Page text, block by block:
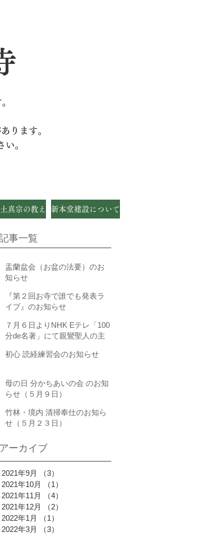
ります。
。
真宗の教え 新本堂建設について
事一覧
盂蘭盆会（お盆の法要）のお
知らせ
『第２回お寺で誰でも発表ラ
イブ』のお知らせ
７月６日よりNHK Eテレ「100
分de名著」にて親鸞聖人の主
ぎょうしんしょう）』が全4回
初心 読経練習会のお知らせ
母の日 分かちあいの会 のお知
らせ（５月９日）
竹林・境内 清掃奉仕のお知ら
せ（５月２３日）
アーカイブ
2021年9月 （3）
2021年10月
（1）
2021年11月
（4）
2021年12月
（2）
2022年1月
（1）
2022年3月
（3）